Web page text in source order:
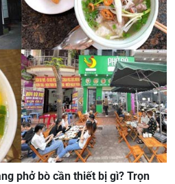
phở bò cần thiết bị gì? Trọn